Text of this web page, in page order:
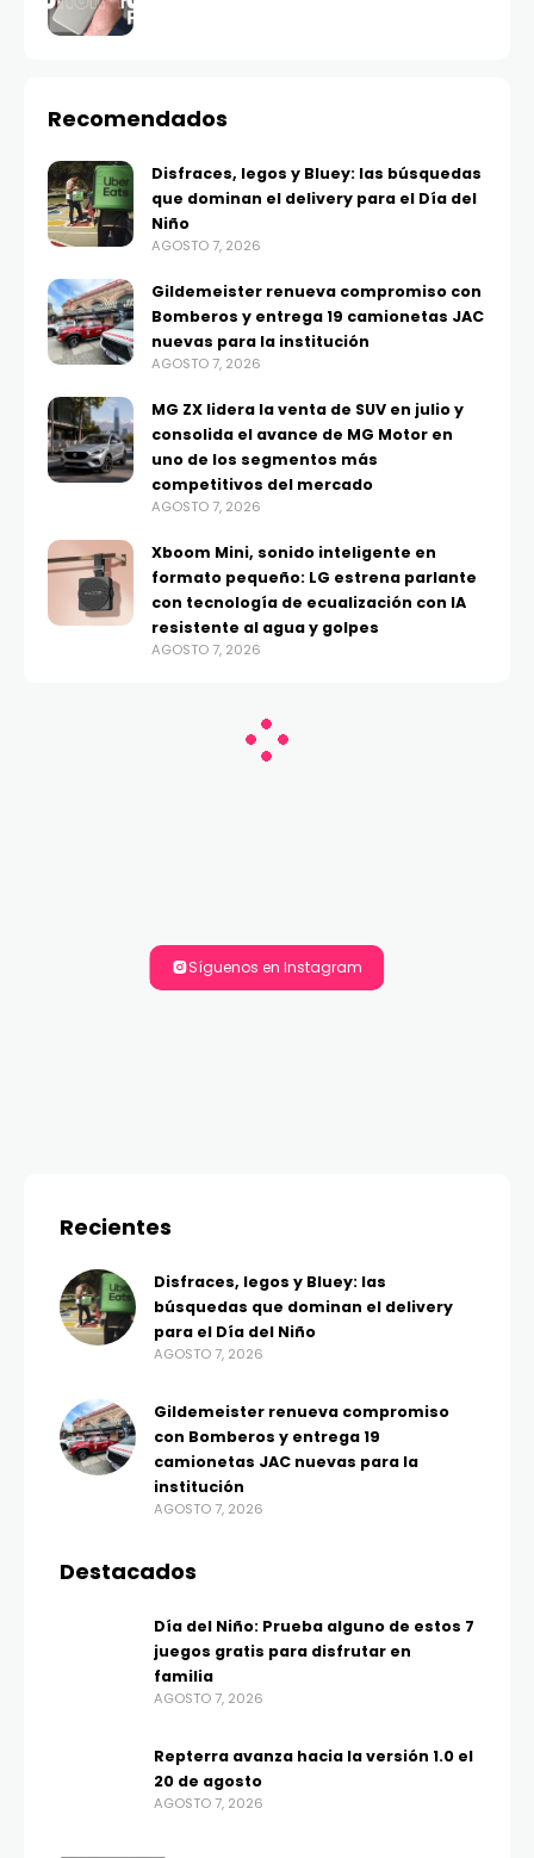
Recomendados
Disfraces, legos y Bluey: las búsquedas
que dominan el delivery para el Día del
Niño
AGOSTO 7, 2026
Gildemeister renueva compromiso con
Bomberos y entrega 19 camionetas JAC
nuevas para la institución
AGOSTO 7, 2026
MG ZX lidera la venta de SUV en julio y
consolida el avance de MG Motor en
uno de los segmentos más
competitivos del mercado
AGOSTO 7, 2026
Xboom Mini, sonido inteligente en
formato pequeño: LG estrena parlante
con tecnología de ecualización con IA
resistente al agua y golpes
AGOSTO 7, 2026
Síguenos en Instagram
Recientes
Disfraces, legos y Bluey: las
búsquedas que dominan el delivery
para el Día del Niño
AGOSTO 7, 2026
Gildemeister renueva compromiso
con Bomberos y entrega 19
camionetas JAC nuevas para la
institución
AGOSTO 7, 2026
Destacados
Día del Niño: Prueba alguno de estos 7
juegos gratis para disfrutar en
familia
AGOSTO 7, 2026
Repterra avanza hacia la versión 1.0 el
20 de agosto
AGOSTO 7, 2026